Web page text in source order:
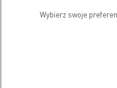
Wybierz swoje